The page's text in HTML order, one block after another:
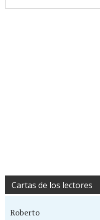
Cartas de los lectores
Roberto